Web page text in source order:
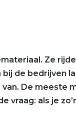
Ze
de bedrijven
De meeste
vraag: als je